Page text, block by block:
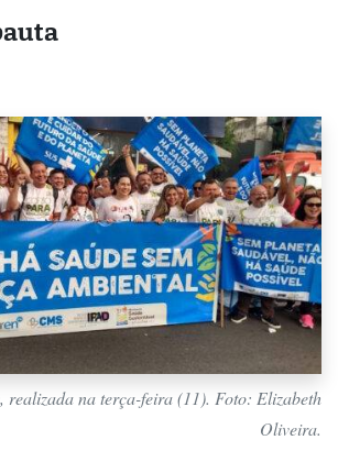
realizada na terça-feira (11). Foto: Elizabeth
Oliveira.